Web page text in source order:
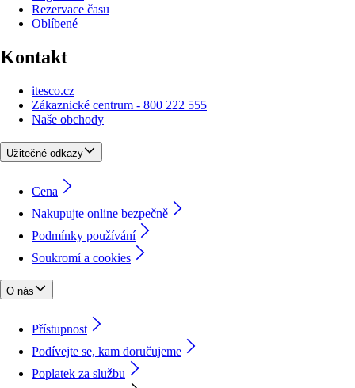
Rezervace času
Oblíbené
Kontakt
itesco.cz
Zákaznické centrum - 800 222 555
Naše obchody
Užitečné odkazy
Cena
Nakupujte online bezpečně
Podmínky používání
Soukromí a cookies
O nás
Přístupnost
Podívejte se, kam doručujeme
Poplatek za službu